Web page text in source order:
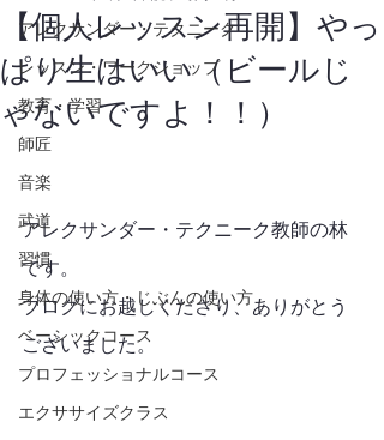
アレクサンダー・テクニーク
レッスン・ワークショップ
教育・学習
師匠
音楽
武道
習慣
身体の使い方・じぶんの使い方
ベーシックコース
プロフェッショナルコース
エクササイズクラス
【個人レッスン再開】やっ
ぱり生はいい（ビールじ
ゃないですよ！！）
アレクサンダー・テクニーク教師の林
です。
ブログにお越しくださり、ありがとう
ございました。